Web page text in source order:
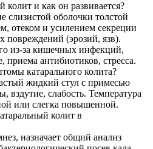
колит и как он развивается?
слизистой оболочки толстой
отеком и усилением секреции
повреждений (эрозий, язв).
из-за кишечных инфекций,
приема антибиотиков, стресса.
катарального колита?
жидкий стул с примесью
вздутие, слабость. Температура
или слегка повышенной.
колит в
назначает общий анализ